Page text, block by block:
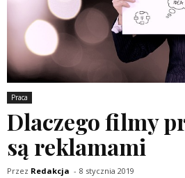
Praca
Dlaczego filmy
są reklamami
Przez Redakcja - 8 stycznia 2019